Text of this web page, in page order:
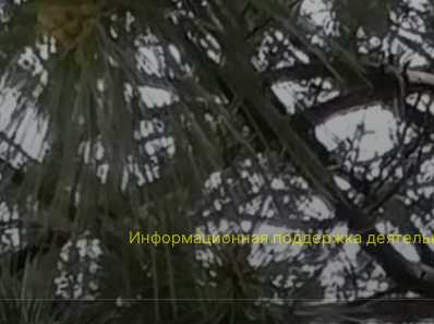
Информационная поддержка